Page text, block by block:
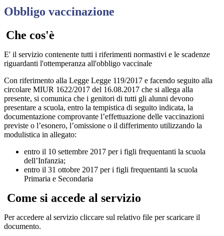
Obbligo vaccinazione
Che cos'è
E' il servizio contenente tutti i riferimenti normastivi e le scadenze
riguardanti l'ottemperanza all'obbligo vaccinale
Con riferimento alla Legge Legge 119/2017 e facendo seguito alla
circolare MIUR 1622/2017 del 16.08.2017 che si allega alla
presente, si comunica che i genitori di tutti gli alunni devono
presentare a scuola, entro la tempistica di seguito indicata, la
documentazione comprovante l’effettuazione delle vaccinazioni
previste o l’esonero, l’omissione o il differimento utilizzando la
modulistica in allegato:
entro il 10 settembre 2017 per i figli frequentanti la scuola
dell’Infanzia;
entro il 31 ottobre 2017 per i figli frequentanti la scuola
Primaria e Secondaria
Come si accede al servizio
Per accedere al servizio cliccare sul relativo file per scaricare il
documento.